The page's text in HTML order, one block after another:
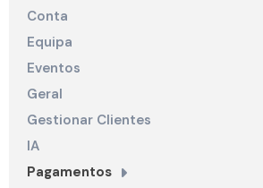
Conta
Equipa
Eventos
Geral
Gestionar Clientes
IA
Pagamentos